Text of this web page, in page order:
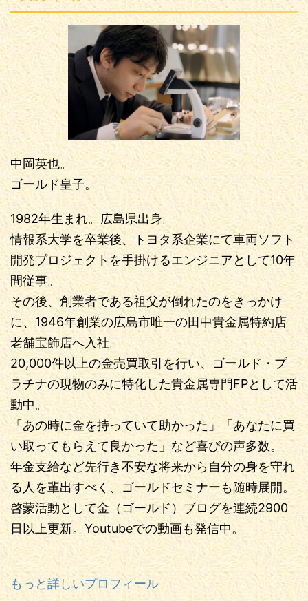
中岡英也。
ゴールド皇子。
1982年生まれ。広島県出身。
情報系大学を卒業後、トヨタ系企業にて車両ソフト
開発プロジェクトを手掛けるエンジニアとして10年
間従事。
その後、創業者である祖父が倒れたのをきっかけ
に、1946年創業の広島市唯一の田中貴金属特約店
老舗宝飾店へ入社。
20,000件以上の金売買取引を行い、ゴールド・プ
ラチナの現物のみに特化した貴金属専門FPとして活
動中。
「あの時に金を持っていて助かった」「あなたに買
い取ってもらえて良かった」など喜びの声多数。
年金支給など先行き不安な将来から自分の身を守れ
る人を輩出すべく、ゴールドセミナーも随時展開。
啓蒙活動として金（ゴールド）ブログを連続2900
日以上更新。Youtubeでの動画も発信中。
もっと詳しいプロフィール